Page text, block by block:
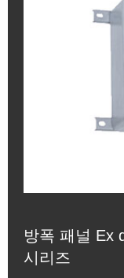
방폭 패널 Ex
시리즈